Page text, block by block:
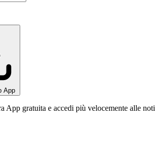
App
App gratuita e accedi più velocemente alle